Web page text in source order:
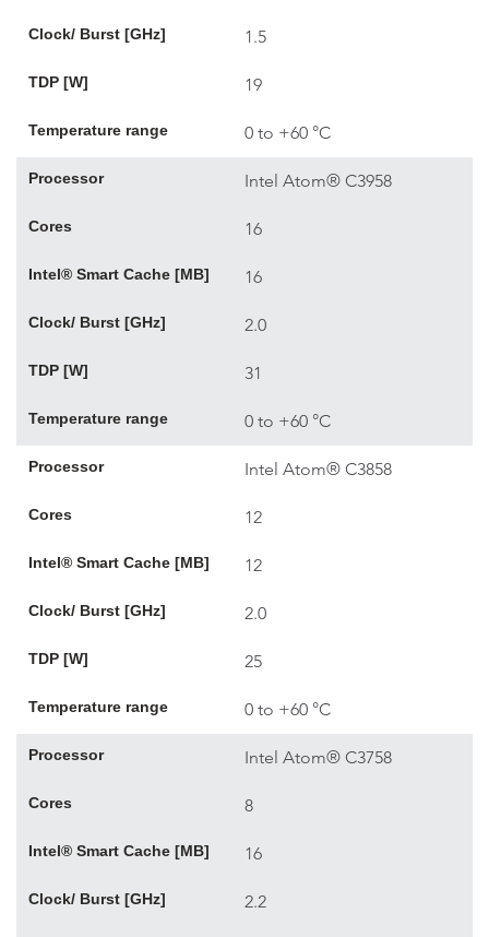
Clock/ Burst [GHz] 1.5
TDP [W] 19
Temperature range 0 to +60 °C
Processor Intel Atom® C3958
Cores 16
Intel® Smart Cache [MB] 16
Clock/ Burst [GHz] 2.0
TDP [W] 31
Temperature range 0 to +60 °C
Processor Intel Atom® C3858
Cores 12
Intel® Smart Cache [MB] 12
Clock/ Burst [GHz] 2.0
TDP [W] 25
Temperature range 0 to +60 °C
Processor Intel Atom® C3758
Cores 8
Intel® Smart Cache [MB] 16
Clock/ Burst [GHz] 2.2